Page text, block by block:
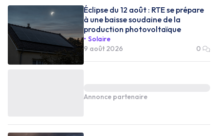
Éclipse du 12 août : RTE se prépare
à une baisse soudaine de la
production photovoltaïque
Solaire
9 août 2026
0
Annonce partenaire